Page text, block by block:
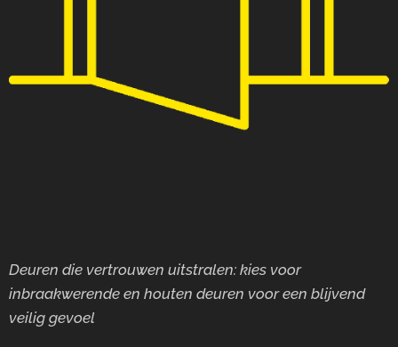
Deuren die vertrouwen uitstralen: kies voor
inbraakwerende en houten deuren vooreen blijvend
veilig gevoel